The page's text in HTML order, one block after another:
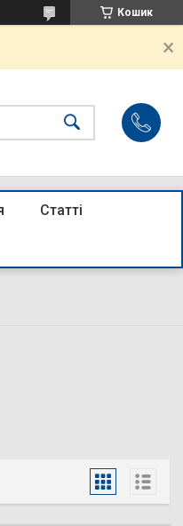
Кошик
Статті